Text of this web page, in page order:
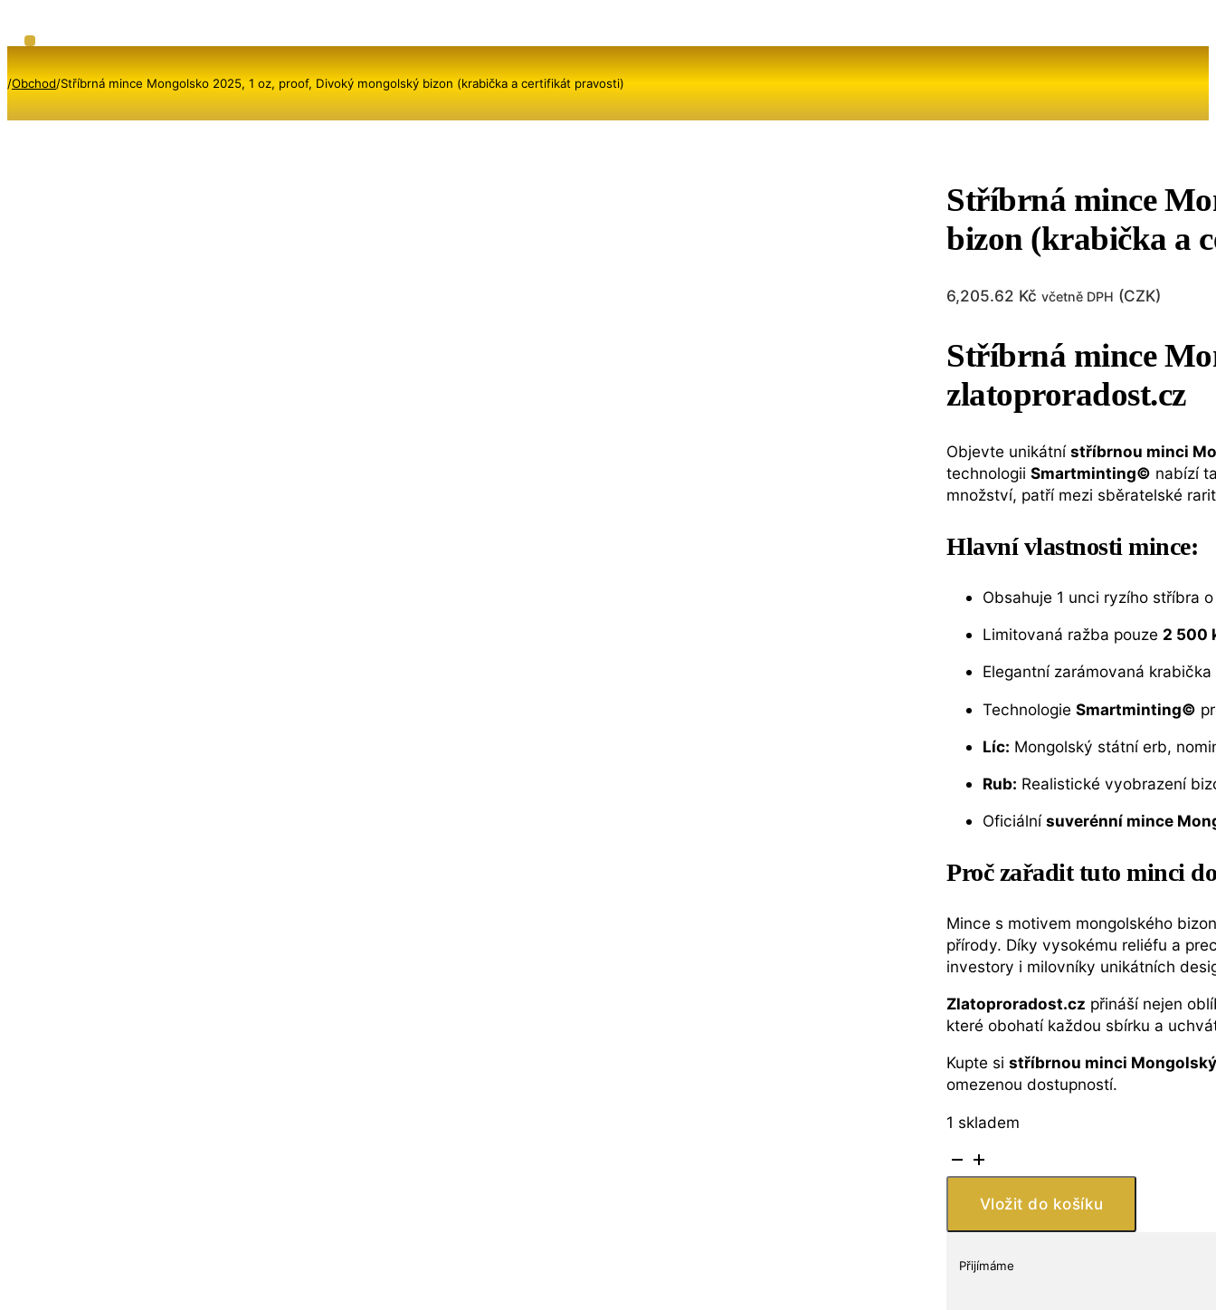
/Obchod/Stříbrná mince Mongolsko 2025, 1 oz, proof, Divoký mongolský bizon (krabička a certifikát pravosti)
Stříbrná mince
bizon (krabička a
6,205.62 Kč včetně DPH (CZK)
Stříbrná mince
zlatoproradost.cz
Objevte unikátnístříbrnou minci
technologiiSmartminting© nabízí
množství, patří mezi sběratelské
Hlavní vlastnosti mince:
Obsahuje 1 unci ryzího stříbra
Limitovaná ražba pouze 2 500
Elegantní zarámovaná
TechnologieSmartminting©
Líc: Mongolský státní erb,
Rub: Realistické vyobrazení
Oficiálnísuverénní mince
Proč zařadit tuto minci
Mince s motivem mongolského
přírody. Díky vysokému reliéfu a
investory i milovníky unikátních
Zlatoproradost.cz přináší nejen
které obohatí každou sbírku a
Kupte sistříbrnou minci
omezenou dostupností.
1 skladem
Stříbrná
mince
Mongolsko
oz,
Vložit do košíku
Přijímáme